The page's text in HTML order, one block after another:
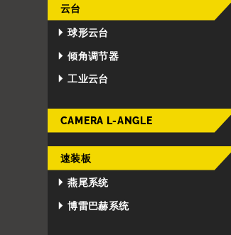
云台
球形云台
倾角调节器
工业云台
CAMERA L-ANGLE
速装板
燕尾系统
博雷巴赫系统